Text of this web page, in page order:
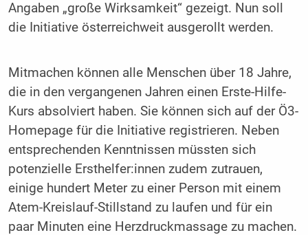
Angaben „große Wirksamkeit“ gezeigt. Nun soll
die Initiative österreichweit ausgerollt werden.
Mitmachen können alle Menschen über 18 Jahre,
die in den vergangenen Jahren einen Erste-Hilfe-
Kurs absolviert haben. Sie können sich auf der Ö3-
Homepage für die Initiative registrieren. Neben
entsprechenden Kenntnissen müssten sich
potenzielle Ersthelfer:innen zudem zutrauen,
einige hundert Meter zu einer Person mit einem
Atem-Kreislauf-Stillstand zu laufen und für ein
paar Minuten eine Herzdruckmassage zu machen.